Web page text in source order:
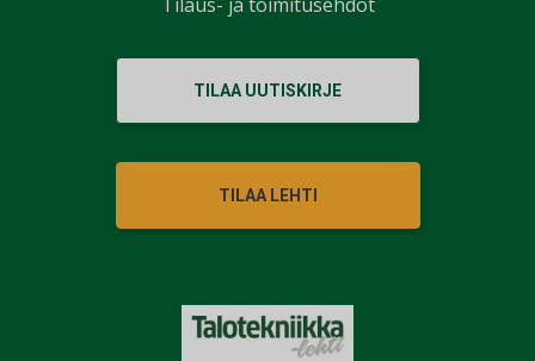
TILAA UUTISKIRJE
TILAA LEHTI